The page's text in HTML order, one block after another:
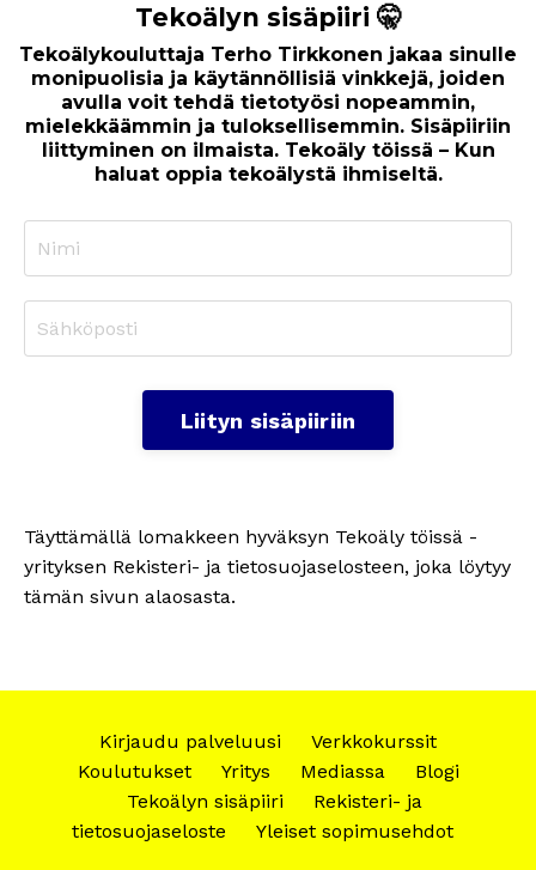
Tekoälyn sisäpiiri 🤫
Tekoälykouluttaja Terho Tirkkonen jakaa sinulle
monipuolisia ja käytännöllisiä vinkkejä, joiden
avulla voit tehdä tietotyösi nopeammin,
mielekkäämmin ja tuloksellisemmin. Sisäpiiriin
liittyminen on ilmaista. Tekoäly töissä – Kun
haluat oppia tekoälystä ihmiseltä.
Liityn sisäpiiriin
Täyttämällä lomakkeen hyväksyn Tekoäly töissä -
yrityksen Rekisteri- ja tietosuojaselosteen, joka löytyy
tämän sivun alaosasta.
Kirjaudu palveluusi
Verkkokurssit
Koulutukset
Yritys Mediassa
Blogi
Tekoälyn sisäpiiri
Rekisteri- ja
tietosuojaseloste
Yleiset sopimusehdot